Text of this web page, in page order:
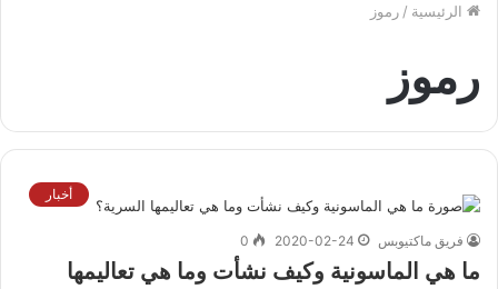
الرئيسية / رموز
رموز
أخبار
فريق ماكتيوبس 2020-02-24
0
ما هي الماسونية وكيف نشأت وما هي تعاليمها